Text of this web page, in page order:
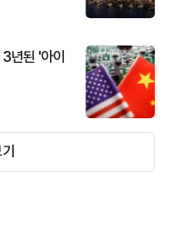
년된 '아이